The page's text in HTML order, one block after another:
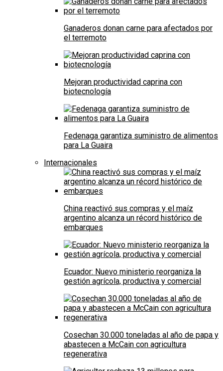
Ganaderos donan carne para afectados por
el terremoto
Mejoran productividad caprina con
biotecnología
Fedenaga garantiza suministro de alimentos
para La Guaira
Internacionales
China reactivó sus compras y el maíz
argentino alcanza un récord histórico de
embarques
Ecuador: Nuevo ministerio reorganiza la
gestión agrícola, productiva y comercial
Cosechan 30.000 toneladas al año de papa y
abastecen a McCain con agricultura
regenerativa